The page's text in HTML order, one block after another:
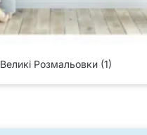
Великі Розмальовки (1)